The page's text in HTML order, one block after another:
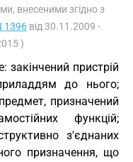
внесеними згідно з
1396 від 30.11.2009 -
)
закінчений пристрій
до нього;
призначений
функцій;
з'єднаних
призначення, що